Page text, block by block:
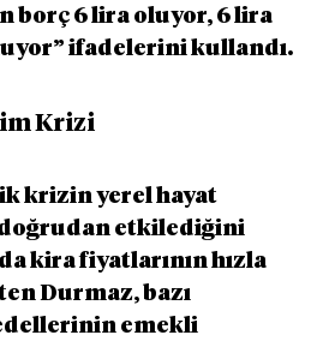
borç 6 lira oluyor, 6 lira
ifadelerini kullandı.
Krizi
krizin yerel hayat
doğrudan etkilediğini
kira fiyatlarının hızla
Durmaz, bazı
emekli